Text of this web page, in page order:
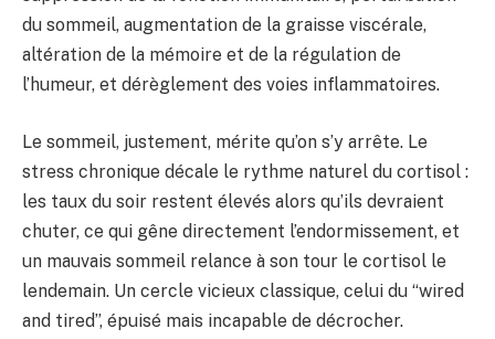
du sommeil, augmentation de la graisse viscérale,
altération de la mémoire et de la régulation de
l’humeur, et dérèglement des voies inflammatoires.
Le sommeil, justement, mérite qu’on s’y arrête. Le
stress chronique décale le rythme naturel du cortisol :
les taux du soir restent élevés alors qu’ils devraient
chuter, ce qui gêne directement l’endormissement, et
un mauvais sommeil relance à son tour le cortisol le
lendemain. Un cercle vicieux classique, celui du “wired
and tired”, épuisé mais incapable de décrocher.